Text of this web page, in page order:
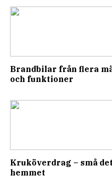
Brandbilar från flera
och funktioner
Kruköverdrag – små
hemmet